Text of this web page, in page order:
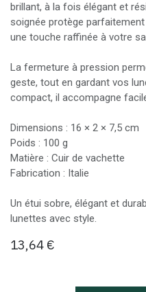
brillant, à la fois élégant et
soignée protège
une touche raffinée à votre
La fermeture à pression
geste, tout en gardant vos
compact, il accompagne
Dimensions : 16 × 2 × 7,5 cm
Poids : 100 g
Matière : Cuir de vachette
Fabrication : Italie
Un étui sobre, élégant et
lunettes avec style.
13,64 €